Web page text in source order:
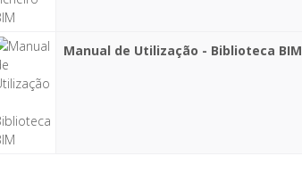
Manual de Utilização - Biblioteca BIM